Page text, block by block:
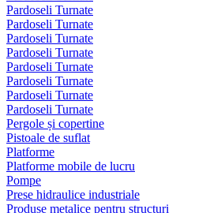
Pardoseli Turnate
Pardoseli Turnate
Pardoseli Turnate
Pardoseli Turnate
Pardoseli Turnate
Pardoseli Turnate
Pardoseli Turnate
Pardoseli Turnate
Pergole și copertine
Pistoale de suflat
Platforme
Platforme mobile de lucru
Pompe
Prese hidraulice industriale
Produse metalice pentru structuri